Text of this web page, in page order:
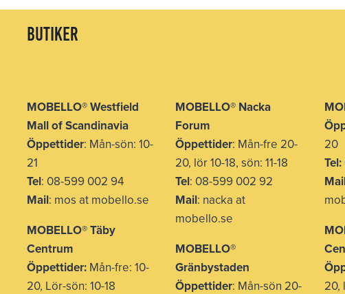
butiker
MOBELLO®Westfield
Mall of Scandinavia
Öppettider: Mån-sön: 10-
21
Tel: 08-599 002 94
Mail: mos at mobello.se
MOBELLO®Täby
Centrum
Öppettider:Mån-fre: 10-
20, Lör-sön: 10-18
MOBELLO® Nacka
Forum
Öppettider: Mån-fre 20-
20, lör 10-18, sön: 11-18
Tel: 08-599 002 92
Mail: nacka at
mobello.se
MOBELLO®
Gränbystaden
Öppettider: Mån-sön 20-
20
Tel:
20,